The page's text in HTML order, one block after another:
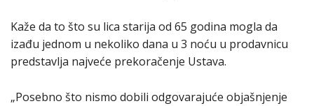
Kaže da to što su lica starija od 65 godina mogla da
izađu jednom u nekoliko dana u 3 noću u prodavnicu
predstavlja najveće prekoračenje Ustava.
„Posebno što nismo dobili odgovarajuće objašnjenje